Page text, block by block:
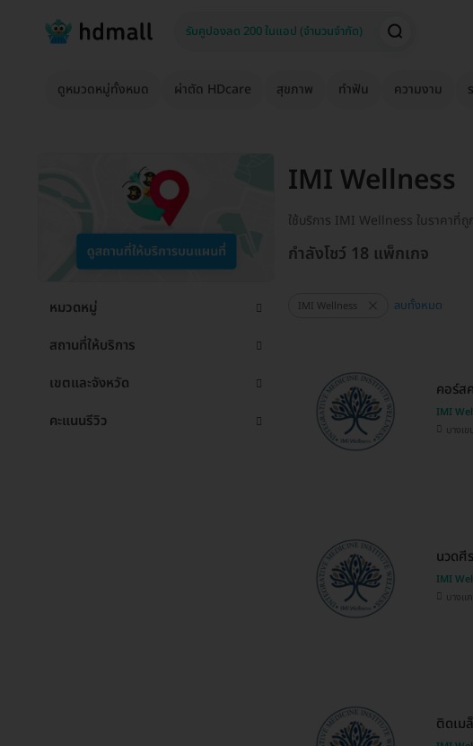
ดูหมวดหมู่ทั้งหมด ผ่าตัด HDcare สุขภาพ ทำฟัน ความงาม
หมวดหมู่
สถานที่ให้บริการ
เขตและจังหวัด
คะแนนรีวิว
IMI Wellness
ใช้บริการ IMI Wellness ในราคาที่
กำลังโชว์ 18 แพ็กเกจ
IMI Wellness ลบทั้งหมด
คอร์ส
IMI
นวดศี
IMI
ติดเม